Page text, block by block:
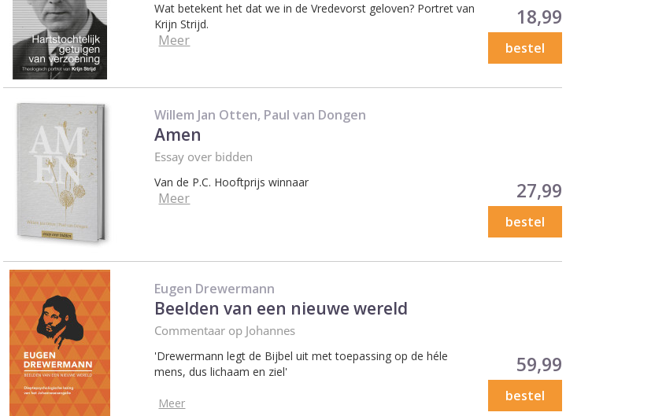
Wat betekent het dat we in de Vredevorst geloven? Portret van
Krijn Strijd.
Meer
Prijs
18,99
bestel
Willem Jan Otten, Paul van Dongen
Amen
Essay over bidden
Van de P.C. Hooftprijs winnaar
Meer Prijs
27,99
bestel
Eugen Drewermann
Beelden van een nieuwe wereld
Commentaar op Johannes
'Drewermann legt de Bijbel uit met toepassing op de héle
mens, dus lichaam en ziel'
Meer
Prijs
59,99
bestel